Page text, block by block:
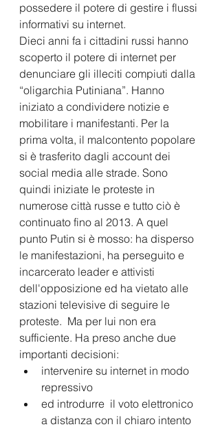
possedere il potere di gestire i flussi
informativi su internet.
Dieci anni fa i cittadini russi hanno
scoperto il potere di internet per
denunciare gli illeciti compiuti dalla
“oligarchia Putiniana”. Hanno
iniziato a condividere notizie e
mobilitare i manifestanti. Per la
prima volta, il malcontento popolare
si è trasferito dagli account dei
social media alle strade. Sono
quindi iniziate le proteste in
numerose città russe e tutto ciò è
continuato fino al 2013. A quel
punto Putin si è mosso: ha disperso
le manifestazioni, ha perseguito e
incarcerato leader e attivisti
dell'opposizione ed ha vietato alle
stazioni televisive di seguire le
proteste.  Ma per lui non era
sufficiente. Ha preso anche due
importanti decisioni:
intervenire su internet in modo
repressivo
ed introdurre  il voto elettronico
a distanza con il chiaro intento